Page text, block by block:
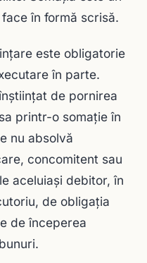
în formă scrisă.
este obligatorie
în parte.
de por­nirea
printr-o somaţie în
nu absolvă
concomitent sau
aceluiaşi debitor, în
de obligaţia
de începerea